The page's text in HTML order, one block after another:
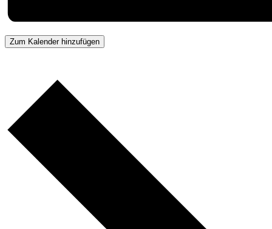
Zum Kalender hinzufügen